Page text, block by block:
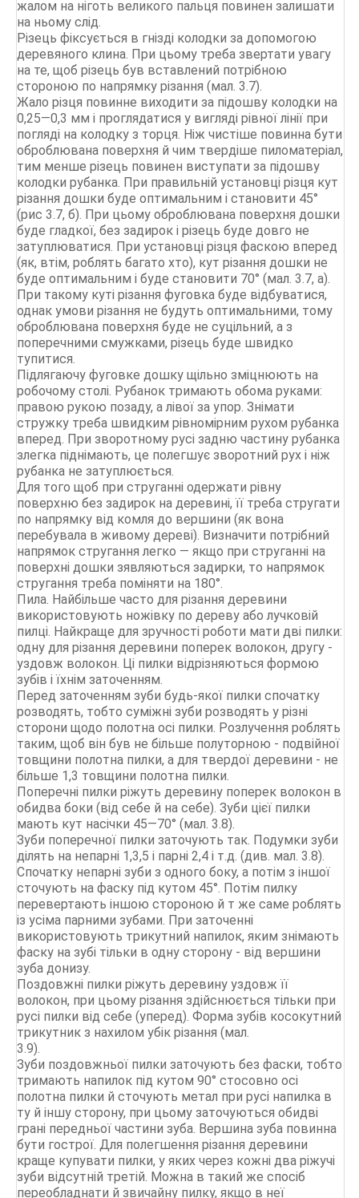
жалом на ніготь великого пальця повинен залишати
на ньому слід.
Різець фіксується в гнізді колодки за допомогою
деревяного клина. При цьому треба звертати увагу
на те, щоб різець був вставлений потрібною
стороною по напрямку різання (мал. 3.7).
Жало різця повинне виходити за підошву колодки на
0,25—0,3 мм і проглядатися у вигляді рівної лінії при
погляді на колодку з торця. Ніж чистіше повинна бути
оброблювана поверхня й чим твердіше пиломатеріал,
тим менше різець повинен виступати за підошву
колодки рубанка. При правильній установці різця кут
різання дошки буде оптимальним і становити 45°
(рис 3.7, б). При цьому оброблювана поверхня дошки
буде гладкої, без задирок і різець буде довго не
затуплюватися. При установці різця фаскою вперед
(як, втім, роблять багато хто), кут різання дошки не
буде оптимальним і буде становити 70° (мал. 3.7, а).
При такому куті різання фуговка буде відбуватися,
однак умови різання не будуть оптимальними, тому
оброблювана поверхня буде не суцільний, а з
поперечними смужками, різець буде швидко
тупитися.
Підлягаючу фуговке дошку щільно зміцнюють на
робочому столі. Рубанок тримають обома руками:
правою рукою позаду, а лівої за упор. Знімати
стружку треба швидким рівномірним рухом рубанка
вперед. При зворотному русі задню частину рубанка
злегка піднімають, це полегшує зворотний рух і ніж
рубанка не затуплюється.
Для того щоб при струганні одержати рівну
поверхню без задирок на деревині, її треба стругати
по напрямку від комля до вершини (як вона
перебувала в живому дереві). Визначити потрібний
напрямок стругання легко — якщо при струганні на
поверхні дошки зявляються задирки, то напрямок
стругання треба поміняти на 180°.
Пила. Найбільше часто для різання деревини
використовують ножівку по дереву або лучковій
пилці. Найкраще для зручності роботи мати дві пилки:
одну для різання деревини поперек волокон, другу -
уздовж волокон. Ці пилки відрізняються формою
зубів і їхнім заточенням.
Перед заточенням зуби будь-якої пилки спочатку
розводять, тобто суміжні зуби розводять у різні
сторони щодо полотна осі пилки. Розлучення роблять
таким, щоб він був не більше полуторною - подвійної
товщини полотна пилки, а для твердої деревини - не
більше 1,3 товщини полотна пилки.
Поперечні пилки ріжуть деревину поперек волокон в
обидва боки (від себе й на себе). Зуби цієї пилки
мають кут насічки 45—70° (мал. 3.8).
Зуби поперечної пилки заточують так. Подумки зуби
ділять на непарні 1,3,5 і парні 2,4 і т.д. (див. мал. 3.8).
Спочатку непарні зуби з одного боку, а потім з іншої
сточують на фаску під кутом 45°. Потім пилку
перевертають іншою стороною й т же саме роблять
із усіма парними зубами. При заточенні
використовують трикутний напилок, яким знімають
фаску на зубі тільки в одну сторону - від вершини
зуба донизу.
Поздовжні пилки ріжуть деревину уздовж її
волокон, при цьому різання здійснюється тільки при
русі пилки від себе (уперед). Форма зубів косокутний
трикутник з нахилом убік різання (мал.
3.9).
Зуби поздовжньої пилки заточують без фаски, тобто
тримають напилок під кутом 90° стосовно осі
полотна пилки й сточують метал при русі напилка в
ту й іншу сторону, при цьому заточуються обидві
грані передньої частини зуба. Вершина зуба повинна
бути гострої. Для полегшення різання деревини
краще купувати пилки, у яких через кожні два ріжучі
зуби відсутній третій. Можна в такий же спосіб
переобладнати й звичайну пилку, якщо в неї